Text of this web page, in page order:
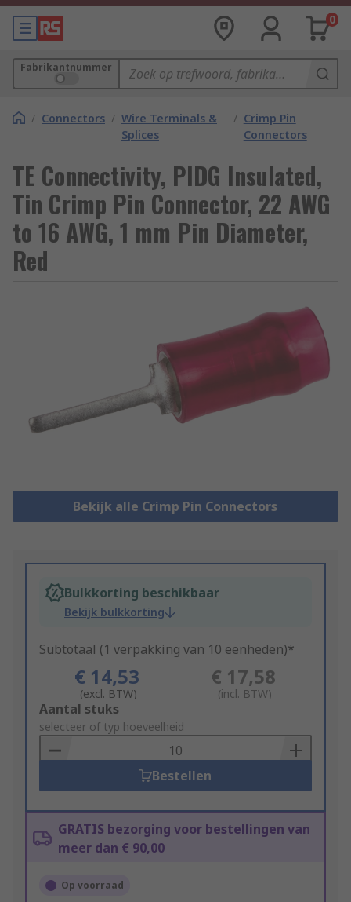
0
Fabrikantnummer
/ Connectors / Wire Terminals &
Splices
/ Crimp Pin
Connectors
TE Connectivity, PIDG Insulated,
Tin Crimp Pin Connector, 22 AWG
to 16 AWG, 1 mm Pin Diameter,
Red
Bekijk alle Crimp Pin Connectors
Bulkkorting beschikbaar
Bekijk bulkkorting
Subtotaal (1 verpakking van 10 eenheden)*
€ 14,53
(excl. BTW)
€ 17,58
(incl. BTW)
Add
to
Basket
Aantal stuks
selecteer of typ hoeveelheid
Bestellen
GRATIS bezorging voor bestellingen van
meer dan € 90,00
Op voorraad